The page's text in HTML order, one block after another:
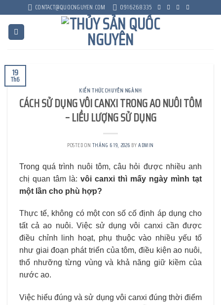
to
content
CONTACT@QUOCNGUYEN.COM 0916268335
19
Th6
KIẾN THỨC CHUYÊN NGÀNH
CÁCH SỬ DỤNG VÔI CANXI TRONG AO NUÔI TÔM
– LIỀU LƯỢNG SỬ DỤNG
POSTED ON THÁNG 6 19, 2026 BYADMIN
Trong quá trình nuôi tôm, câu hỏi được nhiều anh
chị quan tâm là: vôi canxi thì mấy ngày mình tạt
một lần cho phù hợp?
Thực tế, không có một con số cố định áp dụng cho
tất cả ao nuôi. Việc sử dụng vôi canxi cần được
điều chỉnh linh hoạt, phụ thuộc vào nhiều yếu tố
như giai đoạn phát triển của tôm, điều kiện ao nuôi,
thổ nhưỡng từng vùng và khả năng giữ kiềm của
nước ao.
Việc hiểu đúng và sử dụng vôi canxi đúng thời điểm